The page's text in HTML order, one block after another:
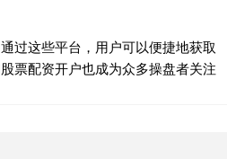
过这些平台，用户可以便捷地获取
票配资开户也成为众多操盘者关注